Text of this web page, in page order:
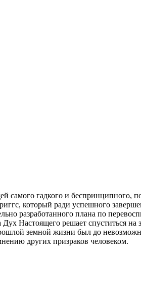
гадкого и беспринципного,
который ради успешного
разработанного плана по
Настоящего решает спуститься на
земной жизни был до
других призраков человеком.